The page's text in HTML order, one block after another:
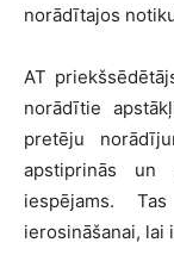
norādītajos
AT
norādītie
pretēju
apstiprinās un
iespējams.
ierosināšanai,